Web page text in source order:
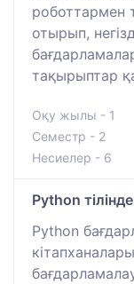
роботтармен
отырып,
тақырыптар
Оқу жылы - 1
Семестр - 2
Несиелер - 6
Python
Python